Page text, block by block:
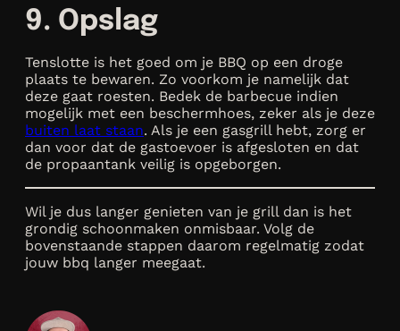
9. Opslag
Tenslotte is het goed om je BBQ op een droge
plaats te bewaren. Zo voorkom je namelijk dat
deze gaat roesten. Bedek de barbecue indien
mogelijk met een beschermhoes, zeker als je deze
buiten laat staan. Als je een gasgrill hebt, zorg er
dan voor dat de gastoevoer is afgesloten en dat
de propaantank veilig is opgeborgen.
Wil je dus langer genieten van je grill dan is het
grondig schoonmaken onmisbaar. Volg de
bovenstaande stappen daarom regelmatig zodat
jouw bbq langer meegaat.